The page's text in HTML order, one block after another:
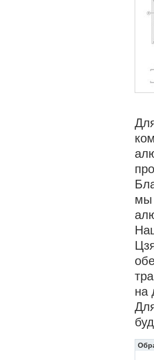
мы
на